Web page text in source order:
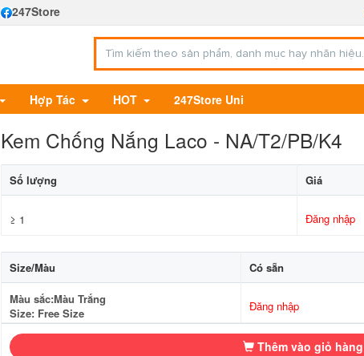
247Store
Hợp Tác HOT 247Store Uni
Kem Chống Nắng Laco - NA/T2/PB/K4
Số lượng Giá
≥ 1 Đăng nhập
Size/Màu Có sẵn
Màu sắc:Màu Trắng
Size: Free Size
Đăng nhập
Thêm vào giỏ hàng